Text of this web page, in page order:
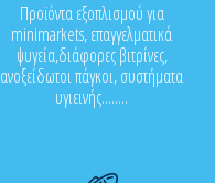
Προϊόντα εξοπλισμού για
minimarkets, επαγγελματικά
ψυγεία,διάφορες βιτρίνες,
ανοξείδωτοι πάγκοι, συστήματα
υγιεινής........